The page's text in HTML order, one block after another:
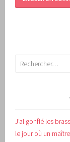
Rechercher :
J’ai gonflé les
le jour où un